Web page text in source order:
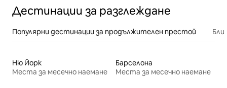
Дестинации за разглеждане
Популярни дестинации за продължителен престой
Ню Йорк
Места за месечно наемане
Барселона
Места за месечно наемане